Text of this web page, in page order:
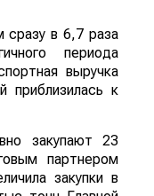
в 6,7 раза
периода
выручка
приблизилась к
закупают 23
партнером
закупки в